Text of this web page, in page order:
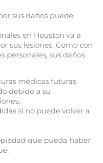
sus daños puede
en Houston va a
sus lesiones. Como con
personales, sus daños
médicas futuras
debido a su
si no puede volver a
que pueda haber